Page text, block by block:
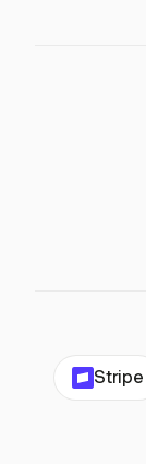
Stripe